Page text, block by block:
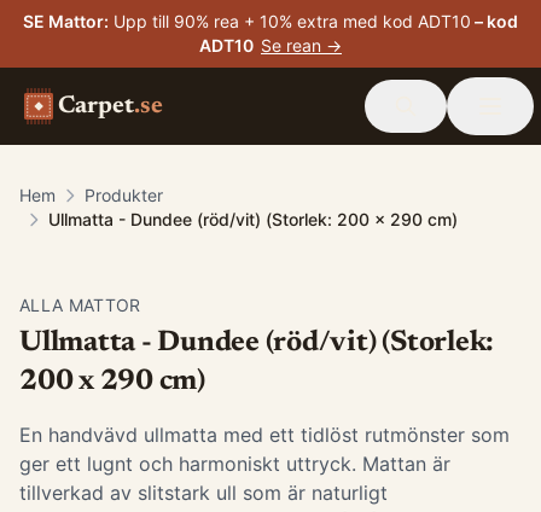
SE Mattor: Upp till 90% rea + 10% extra med kod ADT10 – kod
ADT10 Se rean →
Carpet.se
Hem
Produkter
Ullmatta - Dundee (röd/vit) (Storlek: 200 x 290 cm)
ALLA MATTOR
Ullmatta - Dundee (röd/vit) (Storlek:
200 x 290 cm)
En handvävd ullmatta med ett tidlöst rutmönster som
ger ett lugnt och harmoniskt uttryck. Mattan är
tillverkad av slitstark ull som är naturligt